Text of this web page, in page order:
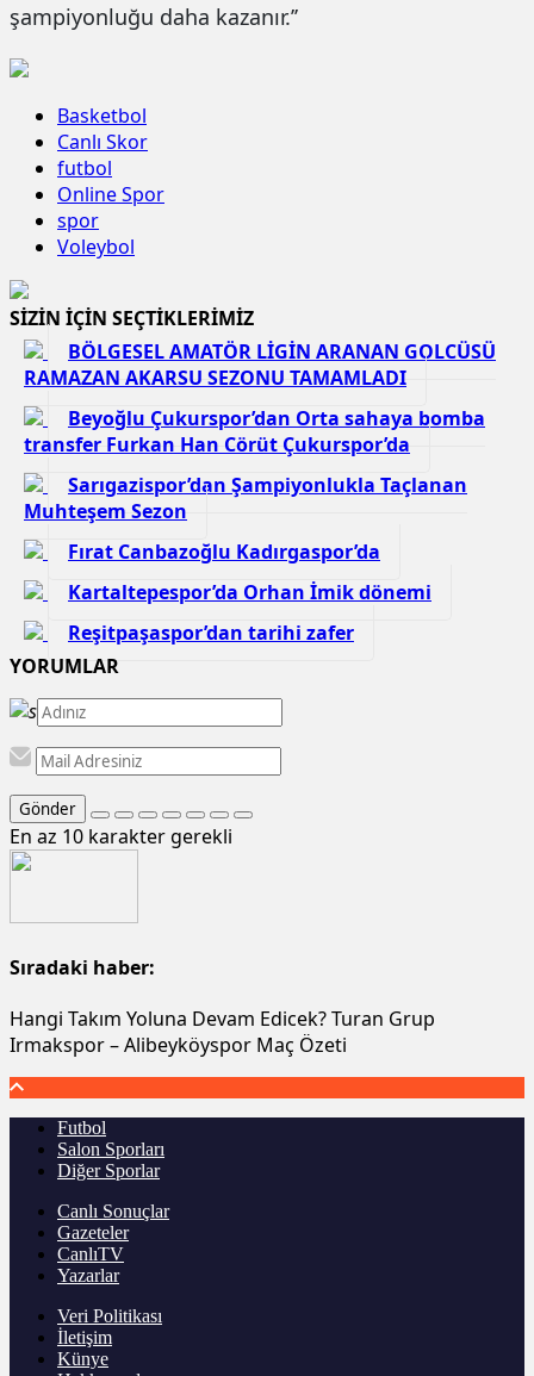
şampiyonluğu daha kazanır.’’
Basketbol
Canlı Skor
futbol
Online Spor
spor
Voleybol
SİZİN İÇİN SEÇTİKLERİMİZ
BÖLGESEL AMATÖR LİGİN ARANAN GOLCÜSÜ
RAMAZAN AKARSU SEZONU TAMAMLADI
Beyoğlu Çukurspor’dan Orta sahaya bomba
transfer Furkan Han Cörüt Çukurspor’da
Sarıgazispor’dan Şampiyonlukla Taçlanan
Muhteşem Sezon
Fırat Canbazoğlu Kadırgaspor’da
Kartaltepespor’da Orhan İmik dönemi
Reşitpaşaspor’dan tarihi zafer
YORUMLAR
Gönder
En az 10 karakter gerekli
Sıradaki haber:
Hangi Takım Yoluna Devam Edicek? Turan Grup
Irmakspor – Alibeyköyspor Maç Özeti
Futbol
Salon Sporları
Diğer Sporlar
Canlı Sonuçlar
Gazeteler
CanlıTV
Yazarlar
Veri Politikası
İletişim
Künye